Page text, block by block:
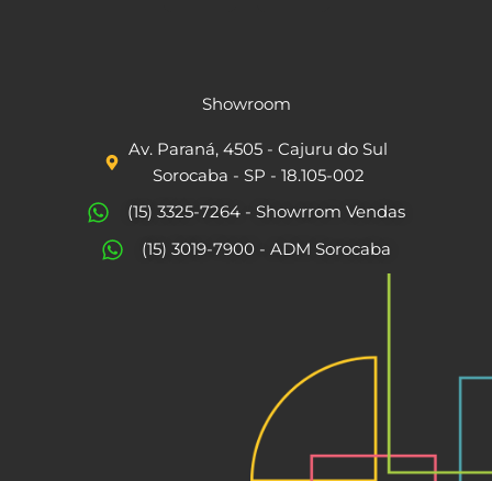
c
e
b
o
o
t
a
g
r
Showroom
Av. Paraná, 4505 - Cajuru do Sul
Sorocaba - SP - 18.105-002
(15) 3325-7264 - Showrrom Vendas
(15) 3019-7900 - ADM Sorocaba